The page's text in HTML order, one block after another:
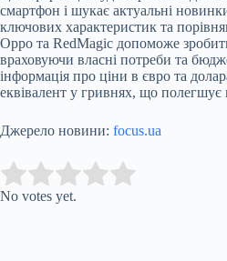
смартфон і шукає актуальні
ключових характеристик та
Oppo та RedMagic допоможе
враховуючи власні потреби та
інформація про ціни в євро та
еквівалент у гривнях, що полегшує
Джерело новини: focus.ua
Rate this item:
No votes yet.